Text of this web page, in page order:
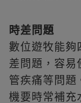
時差問題
數位遊牧能夠
差問題，容易
管疾痛等問題
機要時常補充